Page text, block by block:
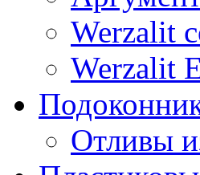
Werzalit
Werzalit
Отливы